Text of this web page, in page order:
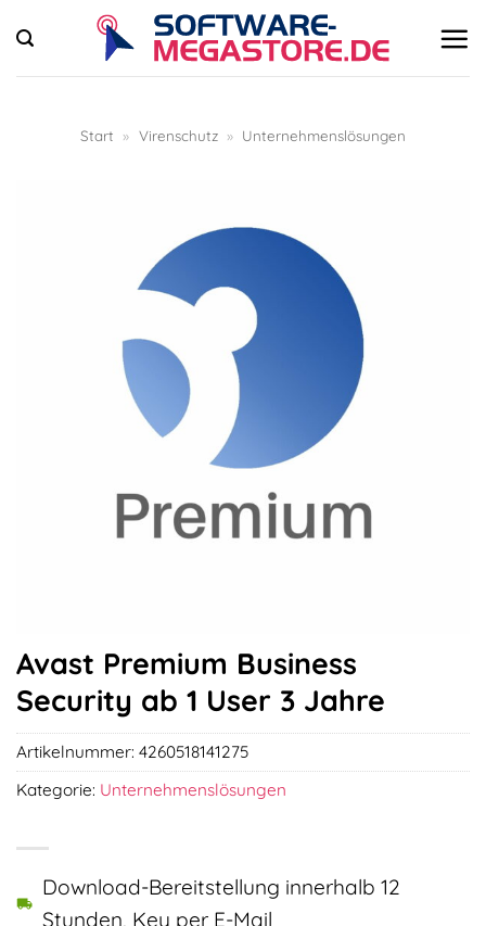
Inhalt
springen
Start » Virenschutz » Unternehmenslösungen
Avast Premium Business
Security ab 1 User 3 Jahre
Download-Bereitstellung innerhalb 12
Stunden, Key per E-Mail
Artikelnummer: 4260518141275
Kategorie: Unternehmenslösungen